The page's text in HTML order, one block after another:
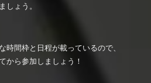
しょう。
時間枠と日程が載っているので、
から参加しましょう！